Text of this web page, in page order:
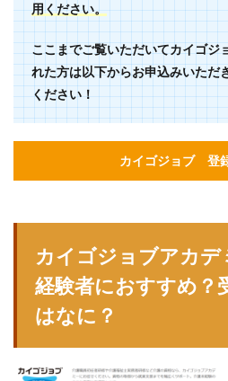
用ください。
ここまでご覧いただいてカイゴジ
れた方は以下からお申込みいただ
ください！
カイゴジョブ 登
カイゴジョブアカデ
経験者におすすめ？
はなに？